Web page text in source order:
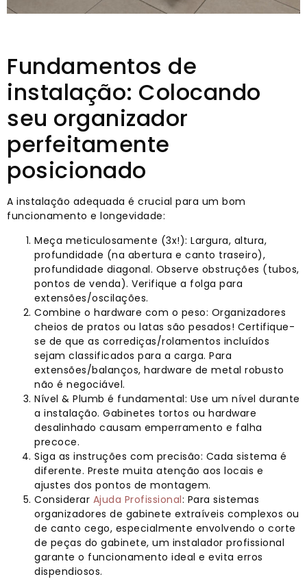
Fundamentos de
instalação: Colocando
seu organizador
perfeitamente
posicionado
A instalação adequada é crucial para um bom
funcionamento e longevidade:
Meça meticulosamente (3x!): Largura, altura,
profundidade (na abertura e canto traseiro),
profundidade diagonal. Observe obstruções (tubos,
pontos de venda). Verifique a folga para
extensões/oscilações.
Combine o hardware com o peso: Organizadores
cheios de pratos ou latas são pesados! Certifique-
se de que as corrediças/rolamentos incluídos
sejam classificados para a carga. Para
extensões/balanços, hardware de metal robusto
não é negociável.
Nível & Plumb é fundamental: Use um nível durante
a instalação. Gabinetes tortos ou hardware
desalinhado causam emperramento e falha
precoce.
Siga as instruções com precisão: Cada sistema é
diferente. Preste muita atenção aos locais e
ajustes dos pontos de montagem.
Considerar Ajuda Profissional: Para sistemas
organizadores de gabinete extraíveis complexos ou
de canto cego, especialmente envolvendo o corte
de peças do gabinete, um instalador profissional
garante o funcionamento ideal e evita erros
dispendiosos.